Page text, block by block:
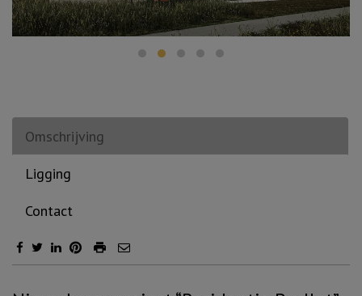
Omschrijving
Ligging
Contact